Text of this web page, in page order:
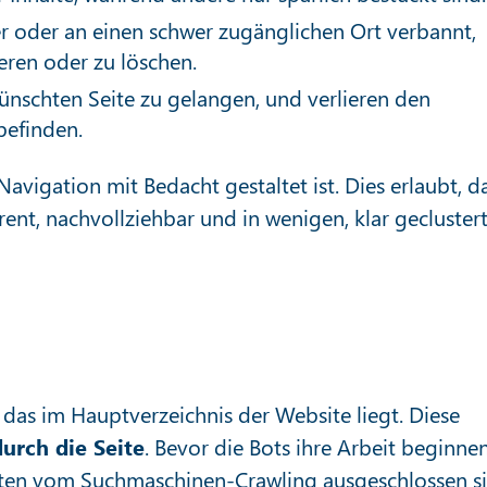
an einen schwer zugänglichen Ort verbannt,
oder zu löschen.
Seite zu gelangen, und verlieren den
mit Bedacht gestaltet ist. Dies erlaubt,
nachvollziehbar und in wenigen, klar
im Hauptverzeichnis der Website liegt. Diese
die Seite. Bevor die Bots ihre Arbeit
vom Suchmaschinen-Crawling ausgeschlossen